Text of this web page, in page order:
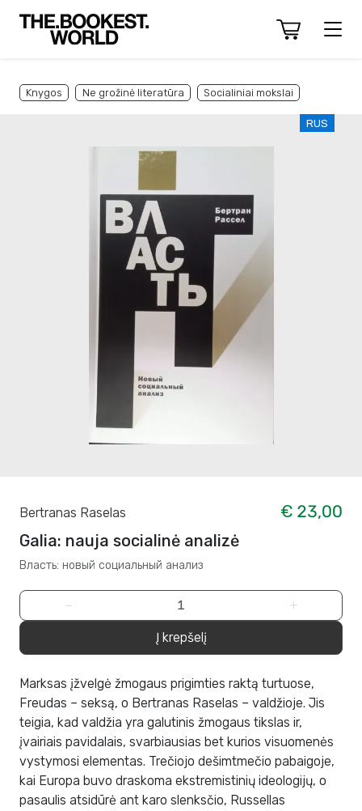
Knygos Ne grožinė literatūra Socialiniai mokslai
RUS
Bertranas Raselas
€ 23,00
Galia: nauja socialinė analizė
Власть: новый социальный анализ
− +
Į krepšelį
Marksas įžvelgė žmogaus prigimties raktą turtuose,
Freudas – seksą, o Bertranas Raselas – valdžioje. Jis
teigia, kad valdžia yra galutinis žmogaus tikslas ir,
įvairiais pavidalais, svarbiausias bet kurios visuomenės
vystymosi elementas. Trečiojo dešimtmečio pabaigoje,
kai Europa buvo draskoma ekstremistinių ideologijų, o
pasaulis atsidūrė ant karo slenksčio, Russellas